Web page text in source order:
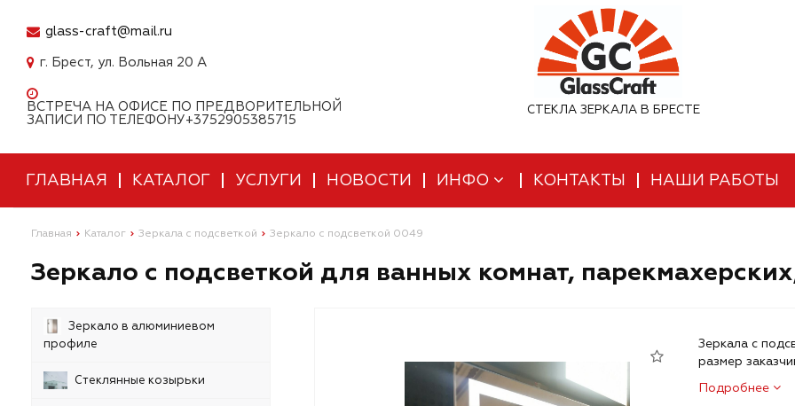
glass-craft@mail.ru
г. Брест, ул. Вольная 20 А
ВСТРЕЧА НА ОФИСЕ ПО ПРЕДВОРИТЕЛЬНОЙ
ЗАПИСИ ПО ТЕЛЕФОНУ+3752905385715
СТЕКЛА ЗЕРКАЛА В БРЕСТЕ
ГЛАВНАЯ КАТАЛОГ УСЛУГИ НОВОСТИ ИНФО КОНТАКТЫ НАШИ РАБОТЫ
Главная Каталог Зеркала с подсветкой Зеркало с подсветкой 0049
Зеркало с подсветкой для ванных комнат,
Зеркало в алюминиевом
профиле
Стеклянные козырьки
Зеркала с
размер
Подробнее